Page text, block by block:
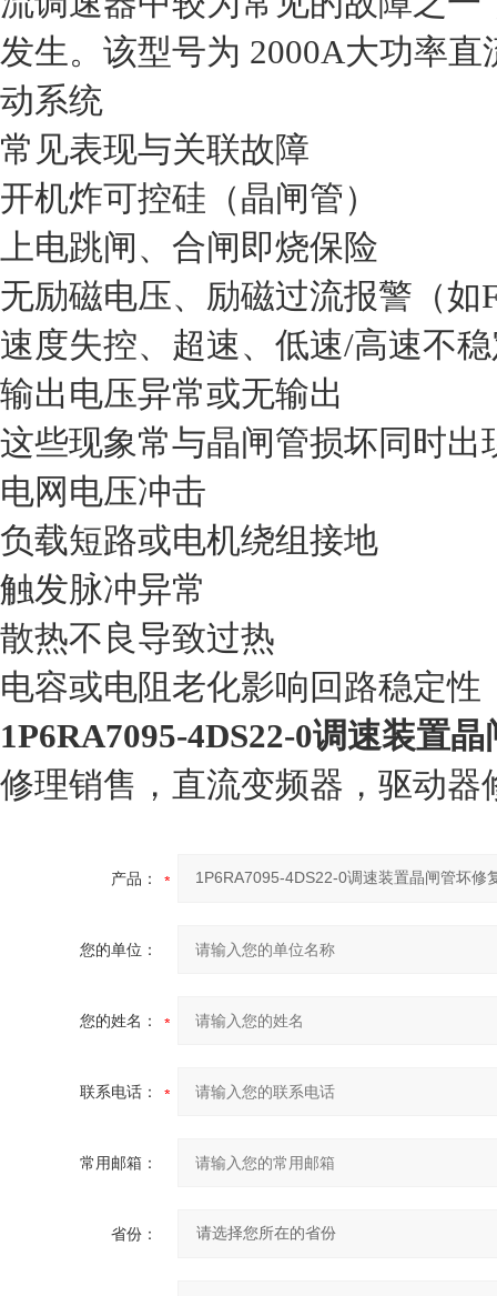
发生。该型号为 ‌2000A大功率
动系统 ‌
常见表现与关联故障
‌开机炸可控硅（晶闸管）‌
‌上电跳闸、合闸即烧保险‌
无励磁电压、励磁过流报警（如
速度失控、超速、低速/高速不
‌输出电压异常或无输出‌
这些现象常与晶闸管损坏同时
电网电压冲击
负载短路或电机绕组接地
触发脉冲异常
散热不良导致过热
电容或电阻老化影响回路稳定性
1P6RA7095-4DS22-0调速装置
修理销售，直流变频器，驱动器
产品：
您的单位：
您的姓名：
联系电话：
常用邮箱：
省份：